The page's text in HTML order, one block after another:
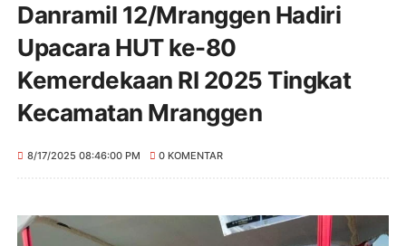
Danramil 12/Mranggen Hadiri
Upacara HUT ke-80
Kemerdekaan RI 2025 Tingkat
Kecamatan Mranggen
8/17/2025 08:46:00 PM 0 KOMENTAR